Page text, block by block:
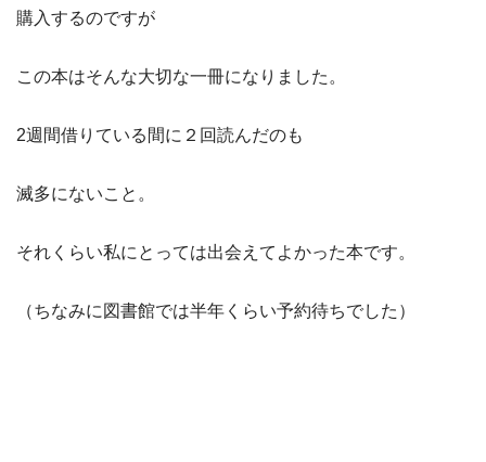
購入するのですが
この本はそんな大切な一冊になりました。
2週間借りている間に２回読んだのも
滅多にないこと。
それくらい私にとっては出会えてよかった本です。
（ちなみに図書館では半年くらい予約待ちでした）